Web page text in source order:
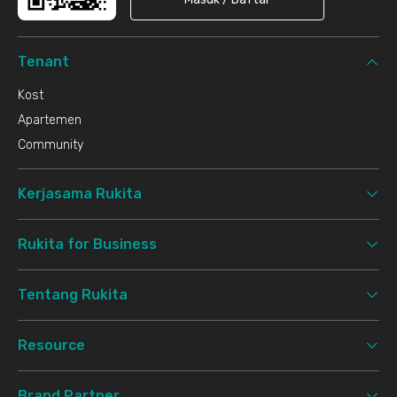
Tenant
Kost
Apartemen
Community
Kerjasama Rukita
Rukita for Business
Tentang Rukita
Resource